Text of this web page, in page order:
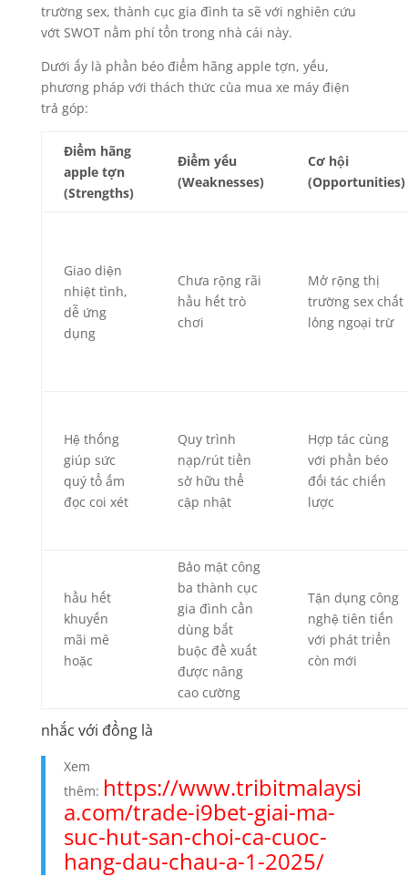
trường sex, thành cục gia đình ta sẽ với nghiên cứu
vớt SWOT nằm phí tổn trong nhà cái này.
Dưới ấy là phần béo điểm hãng apple tợn, yếu,
phương pháp với thách thức của mua xe máy điện
trả góp:
Điểm hãng
apple tợn
(Strengths)
Điểm yếu
(Weaknesses)
Cơ hội
(Opportunities)
Giao diện
nhiệt tình,
dễ ứng
dụng
Chưa rộng rãi
hầu hết trò
chơi
Mở rộng thị
trường sex chất
lỏng ngoại trừ
Hệ thống
giúp sức
quý tổ ấm
đọc coi xét
Quy trình
nạp/rút tiền
sở hữu thể
cập nhật
Hợp tác cùng
với phần béo
đối tác chiến
lược
hầu hết
khuyến
mãi mê
hoặc
Bảo mật công
ba thành cục
gia đình cần
dùng bắt
buộc đề xuất
được nâng
cao cường
Tận dụng công
nghệ tiên tiến
với phát triển
còn mới
nhắc với đồng là
Xem
thêm: https://www.tribitmalaysi
a.com/trade-i9bet-giai-ma-
suc-hut-san-choi-ca-cuoc-
hang-dau-chau-a-1-2025/